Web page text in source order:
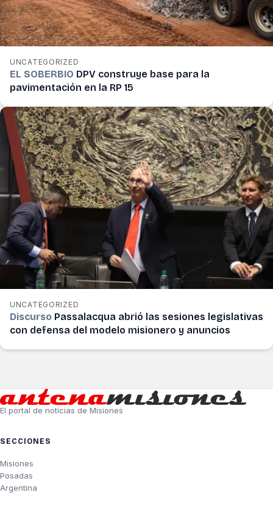
UNCATEGORIZED
EL SOBERBIO DPV construye base para la
pavimentación en la RP 15
UNCATEGORIZED
Discurso Passalacqua abrió las sesiones legislativas
con defensa del modelo misionero y anuncios
El portal de noticias de Misiones
SECCIONES
Misiones
Posadas
Argentina